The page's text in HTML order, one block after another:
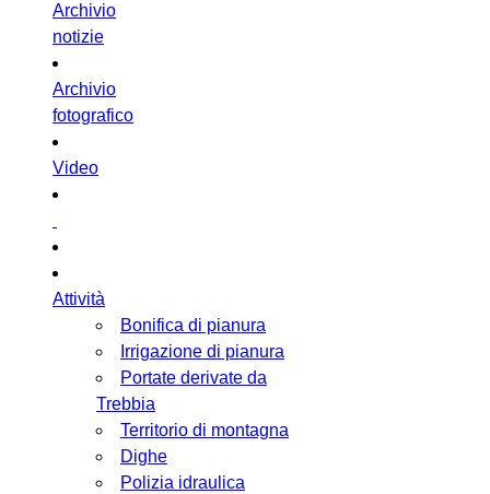
Archivio
notizie
Archivio
fotografico
Video
Attività
Bonifica di pianura
Irrigazione di pianura
Portate derivate da
Trebbia
Territorio di montagna
Dighe
Polizia idraulica